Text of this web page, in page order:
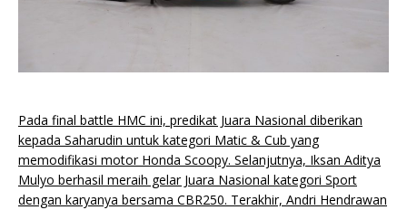
Pada final battle HMC ini, predikat Juara Nasional diberikan
kepada Saharudin untuk kategori Matic & Cub yang
memodifikasi motor Honda Scoopy. Selanjutnya, Iksan Aditya
Mulyo berhasil meraih gelar Juara Nasional kategori Sport
dengan karyanya bersama CBR250. Terakhir, Andri Hendrawan